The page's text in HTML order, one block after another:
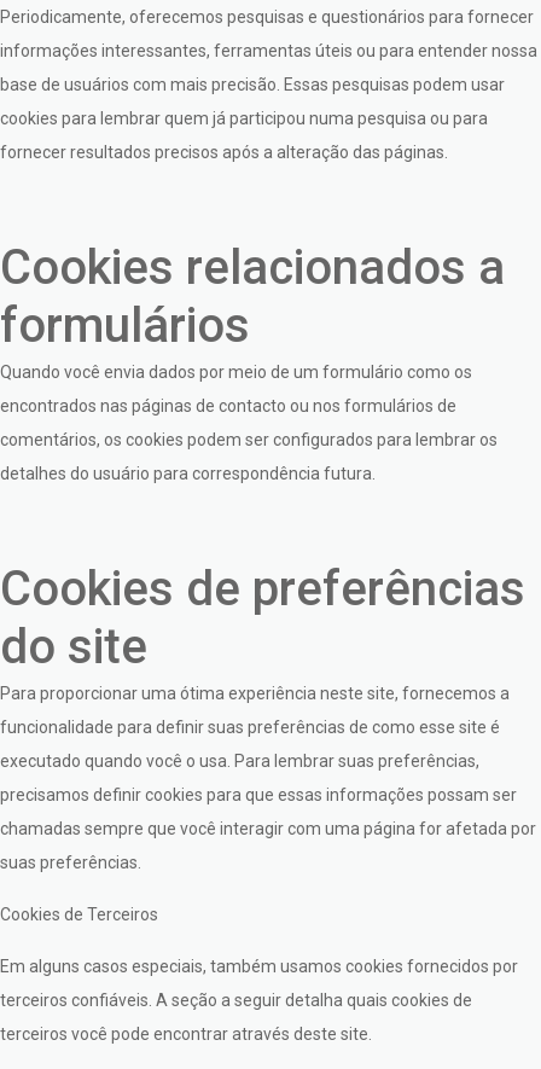
Periodicamente, oferecemos pesquisas e questionários para fornecer
informações interessantes, ferramentas úteis ou para entender nossa
base de usuários com mais precisão. Essas pesquisas podem usar
cookies para lembrar quem já participou numa pesquisa ou para
fornecer resultados precisos após a alteração das páginas.
Cookies relacionados a
formulários
Quando você envia dados por meio de um formulário como os
encontrados nas páginas de contacto ou nos formulários de
comentários, os cookies podem ser configurados para lembrar os
detalhes do usuário para correspondência futura.
Cookies de preferências
do site
Para proporcionar uma ótima experiência neste site, fornecemos a
funcionalidade para definir suas preferências de como esse site é
executado quando você o usa. Para lembrar suas preferências,
precisamos definir cookies para que essas informações possam ser
chamadas sempre que você interagir com uma página for afetada por
suas preferências.
Cookies de Terceiros
Em alguns casos especiais, também usamos cookies fornecidos por
terceiros confiáveis. A seção a seguir detalha quais cookies de
terceiros você pode encontrar através deste site.